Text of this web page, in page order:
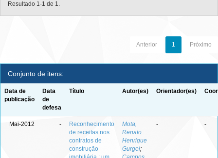
Resultado 1-1 de 1.
Anterior 1 Próximo
Conjunto de itens:
Data de
publicação
Data
de
defesa
Título Autor(es) Orientador(es)
Mai-2012 -
Reconhecimento
de receitas nos
contratos de
construção
Mota,
Renato
Henrique
Gurgel;
- -